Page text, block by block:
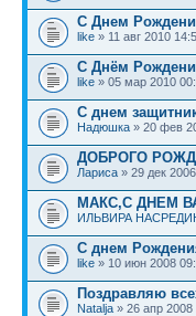
С Днем
like » 11 авг 2010
С Днём
like » 05 мар 2010
С днем
Надюшка » 20 фев
ДОБРОГО
Лариса » 29 дек
МАКС,С ДНЕМ
ИЛЬВИРА
С днем
like » 10 июн 2008
Поздравляю
Natalja » 26 апр 2008